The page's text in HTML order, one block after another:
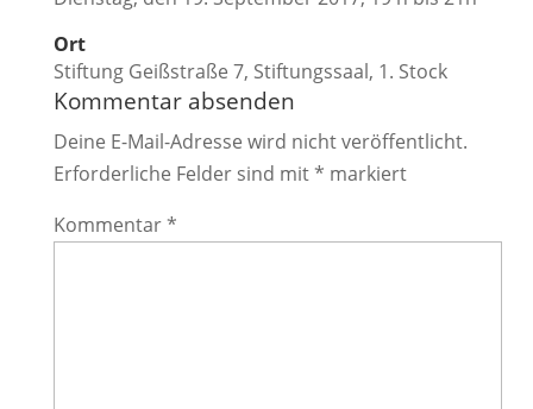
Ort
Stiftung Geißstraße 7, Stiftungssaal, 1. Stock
Kommentar absenden
Deine E-Mail-Adresse wird nicht veröffentlicht.
Erforderliche Felder sind mit* markiert
Kommentar*